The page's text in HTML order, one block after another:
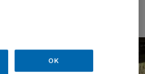
OK